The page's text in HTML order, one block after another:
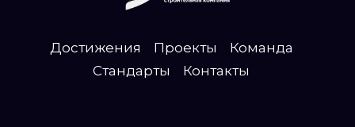
Достижения Проекты
Команда
Стандарты
Контакты